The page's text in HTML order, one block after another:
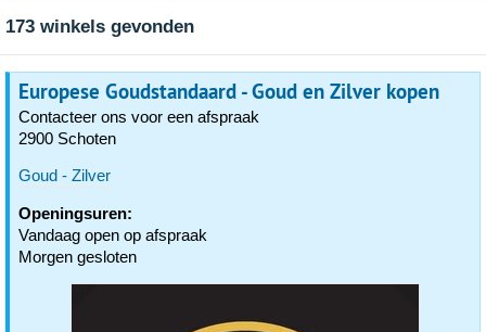
173 winkels gevonden
Europese Goudstandaard - Goud en Zilver kopen
Contacteer ons voor een afspraak
2900 Schoten
Goud - Zilver
Openingsuren:
Vandaag open op afspraak
Morgen gesloten